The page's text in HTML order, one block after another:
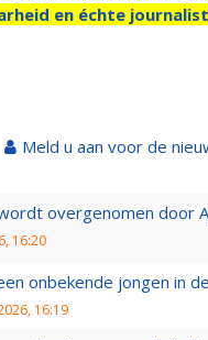
en échte
Meld u aan voor de
overgenomen door
16:20
onbekende jongen in
16:19